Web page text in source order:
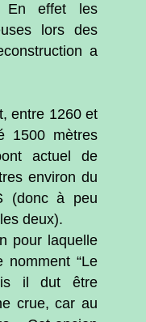
En effet les
lors des
a
entre 1260 et
1500 mètres
actuel de
environ du
(donc à peu
deux).
pour laquelle
nomment “Le
il dut être
crue, car au